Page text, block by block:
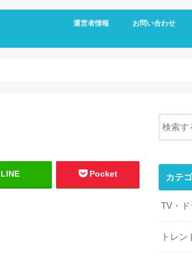
運営者情報 お問い合わせ
LINE Pocket カテ
TV・
トレン